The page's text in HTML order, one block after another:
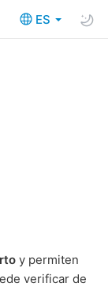
ES
y permiten
verificar de